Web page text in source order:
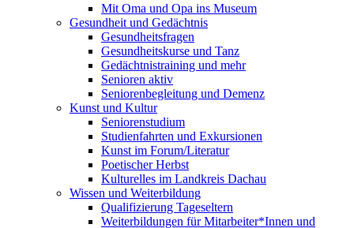
Mit Oma und Opa ins Museum
Gesundheit und Gedächtnis
Gesundheitsfragen
Gesundheitskurse und Tanz
Gedächtnistraining und mehr
Senioren aktiv
Seniorenbegleitung und Demenz
Kunst und Kultur
Seniorenstudium
Studienfahrten und Exkursionen
Kunst im Forum/Literatur
Poetischer Herbst
Kulturelles im Landkreis Dachau
Wissen und Weiterbildung
Qualifizierung Tageseltern
Weiterbildungen für Mitarbeiter*Innen und